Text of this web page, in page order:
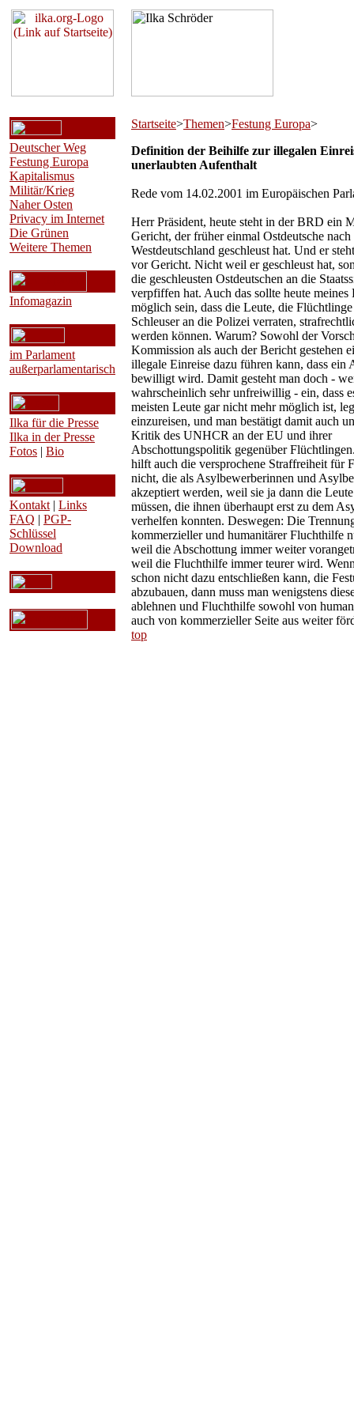
Deutscher Weg
Festung Europa
Kapitalismus
Militär/Krieg
Naher Osten
Privacy im Internet
Die Grünen
Weitere Themen
Infomagazin
im Parlament
außerparlamentarisch
Ilka für die Presse
Ilka in der Presse
Fotos | Bio
Kontakt | Links
FAQ | PGP-
Schlüssel
Download
Startseite>Themen>Festung Europa>
Definition der Beihilfe zur illegalen
unerlaubten Aufenthalt
Rede vom 14.02.2001 im Europäischen
Herr Präsident, heute steht in der BRD ein
Gericht, der früher einmal Ostdeutsche nach
Westdeutschland geschleust hat. Und er
vor Gericht. Nicht weil er geschleust hat,
die geschleusten Ostdeutschen an die
verpfiffen hat. Auch das sollte heute meines
möglich sein, dass die Leute, die
Schleuser an die Polizei verraten,
werden können. Warum? Sowohl der
Kommission als auch der Bericht gestehen
illegale Einreise dazu führen kann, dass ein
bewilligt wird. Damit gesteht man doch -
wahrscheinlich sehr unfreiwillig - ein, dass
meisten Leute gar nicht mehr möglich ist,
einzureisen, und man bestätigt damit auch
Kritik des UNHCR an der EU und ihrer
Abschottungspolitik gegenüber
hilft auch die versprochene Straffreiheit für
nicht, die als Asylbewerberinnen und
akzeptiert werden, weil sie ja dann die
müssen, die ihnen überhaupt erst zu dem
verhelfen konnten. Deswegen: Die
kommerzieller und humanitärer Fluchthilfe
weil die Abschottung immer weiter
weil die Fluchthilfe immer teurer wird.
schon nicht dazu entschließen kann, die
abzubauen, dann muss man wenigstens
ablehnen und Fluchthilfe sowohl von
auch von kommerzieller Seite aus weiter
top